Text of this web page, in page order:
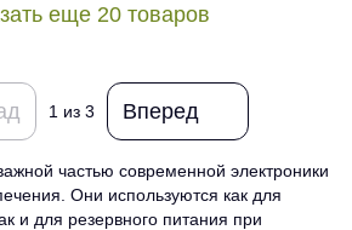
еще 20 товаров
1 из 3 Вперед
частью современной электроники
Они используются как для
и для резервного питания при